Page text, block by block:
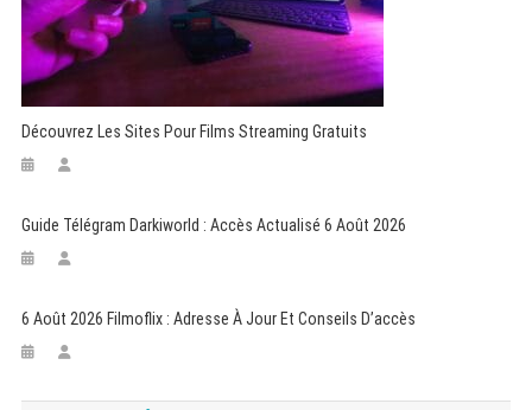
Découvrez Les Sites Pour Films Streaming Gratuits
Guide Télégram Darkiworld : Accès Actualisé 6 Août 2026
6 Août 2026 Filmoflix : Adresse À Jour Et Conseils D’accès